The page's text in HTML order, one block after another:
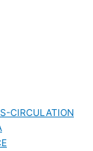
CIRCULATION